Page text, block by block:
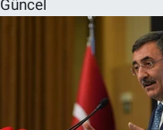
Güncel
SPOR
RESMİ İLANLAR